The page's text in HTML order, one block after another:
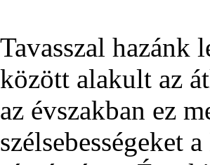
Tavasszal hazánk
között alakult az
az évszakban ez
szélsebességeket